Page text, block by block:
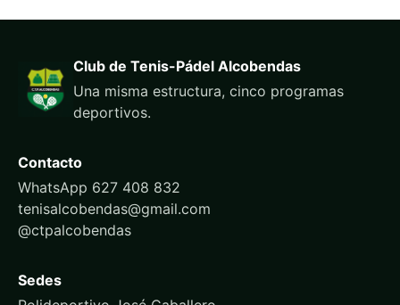
Club de Tenis-Pádel Alcobendas
Una misma estructura, cinco programas
deportivos.
Contacto
WhatsApp 627 408 832
tenisalcobendas@gmail.com
@ctpalcobendas
Sedes